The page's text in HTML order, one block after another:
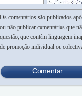
Os comentários são publicados
ou não publicar comentários que
questão, que contêm linguagem
de promoção individual ou
Comentar